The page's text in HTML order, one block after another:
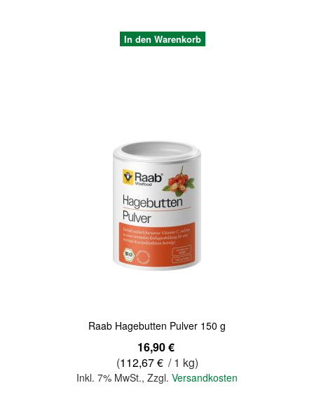
In den Warenkorb
Raab Hagebutten Pulver 150 g
16,90 €
(112,67 € / 1 kg)
Inkl. 7% MwSt., Zzgl. Versandkosten